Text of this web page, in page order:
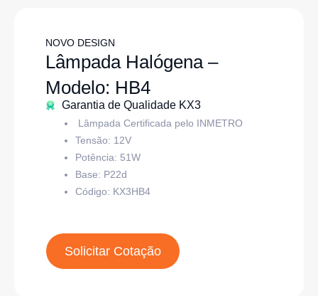
NOVO DESIGN
Lâmpada Halógena –
Modelo: HB4
Garantia de Qualidade KX3
Lâmpada Certificada pelo INMETRO
Tensão: 12V
Potência: 51W
Base: P22d
Código: KX3HB4
Solicitar Cotação